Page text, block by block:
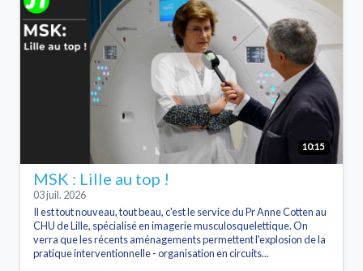
10:15
MSK : Lille au top !
03 juil. 2026
Il est tout nouveau, tout beau, c'est le service du Pr Anne Cotten au
CHU de Lille, spécialisé en imagerie musculosquelettique. On
verra que les récents aménagements permettent l'explosion de la
pratique interventionnelle - organisation en circuits...